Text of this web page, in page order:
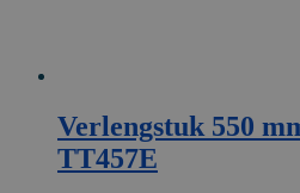
Verlengstuk 550
TT457E